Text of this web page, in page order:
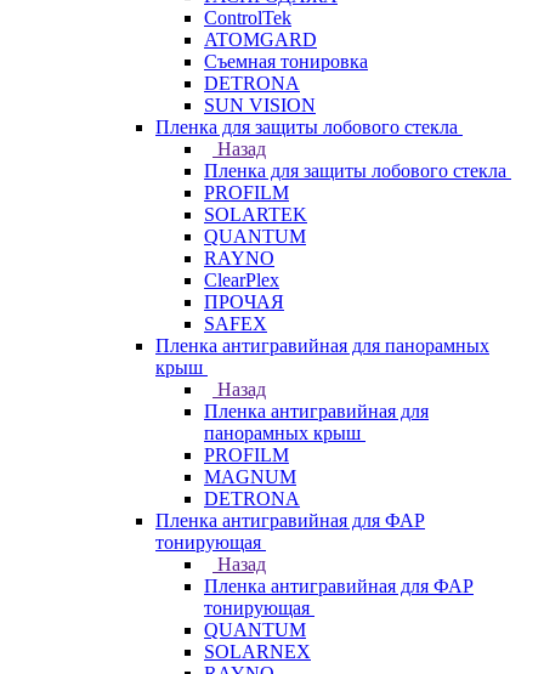
ControlTek
ATOMGARD
Съемная тонировка
DETRONA
SUN VISION
Пленка для защиты лобового стекла
Назад
Пленка для защиты лобового стекла
PROFILM
SOLARTEK
QUANTUM
RAYNO
ClearPlex
ПРОЧАЯ
SAFEX
Пленка антигравийная для панорамных
крыш
Назад
Пленка антигравийная для
панорамных крыш
PROFILM
MAGNUM
DETRONA
Пленка антигравийная для ФАР
тонирующая
Назад
Пленка антигравийная для ФАР
тонирующая
QUANTUM
SOLARNEX